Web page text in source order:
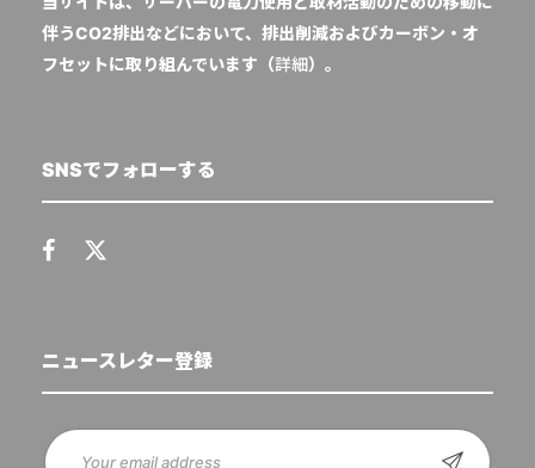
伴うCO2排出などにおいて、排出削減およびカーボン・オ
フセットに取り組んでいます（詳細）。
SNSでフォローする
ニュースレター登録